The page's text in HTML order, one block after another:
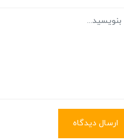
ارسال دیدگاه